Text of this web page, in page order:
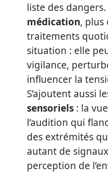
liste des dangers.
médication, plus
traitements
situation : elle
vigilance,
influencer la
S’ajoutent aussi
sensoriels : la
l’audition qui
des extrémités
autant de
perception de